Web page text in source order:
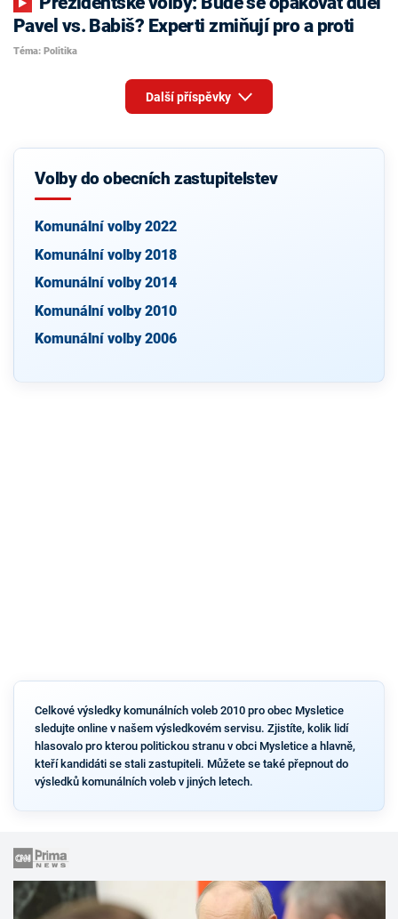
Pavel vs. Babiš? Experti zmiňují pro a proti
Téma: Politika
Další příspěvky
Volby do obecních zastupitelstev
Komunální volby 2022
Komunální volby 2018
Komunální volby 2014
Komunální volby 2010
Komunální volby 2006
Celkové výsledky komunálních voleb 2010 pro obec Mysletice
sledujte online v našem výsledkovém servisu. Zjistíte, kolik lidí
hlasovalo pro kterou politickou stranu v obci Mysletice a hlavně,
kteří kandidáti se stali zastupiteli. Můžete se také přepnout do
výsledků komunálních voleb v jiných letech.